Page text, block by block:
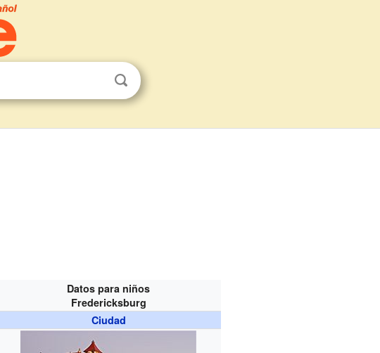
Datos para niños
Fredericksburg
Ciudad